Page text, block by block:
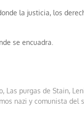
la justicia, los
se encuadra.
, Las purgas de Stain,
nazi y comunista del